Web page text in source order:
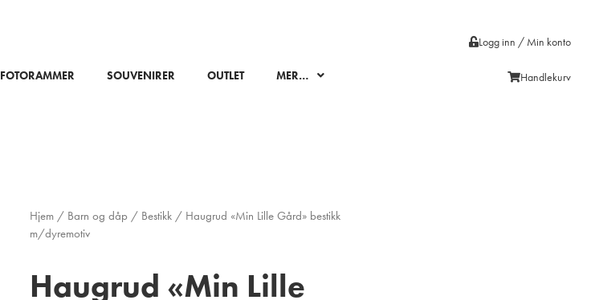
FOTORAMMER SOUVENIRER OUTLET MER…
Logg inn / Min konto
Handlekurv
Hjem / Barn og dåp / Bestikk / Haugrud «Min Lille Gård» bestikk
m/dyremotiv
Haugrud «Min Lille